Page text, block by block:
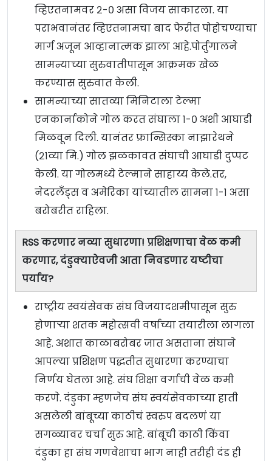
व्हिएतनामवर २-० असा विजय साकारला. या
पराभवानंतर व्हिएतनामचा बाद फेरीत पोहोचण्याचा
मार्ग अजून आव्हानात्मक झाला आहे.पोर्तुगालने
सामन्याच्या सुरुवातीपासून आक्रमक खेळ
करण्यास सुरुवात केली.
सामन्याच्या सातव्या मिनिटाला टेल्मा
एनकार्नाकोने गोल करत संघाला १-० अशी आघाडी
मिळवून दिली. यानंतर फ्रान्सिस्का नाझारेथने
(२१व्या मि.) गोल झळकावत संघाची आघाडी दुप्पट
केली. या गोलमध्ये टेल्माने साहाय्य केले.तर,
नेदरलँड्स व अमेरिका यांच्यातील सामना १-१ असा
बरोबरीत राहिला.
RSS करणार नव्या सुधारणा! प्रशिक्षणाचा वेळ कमी
करणार, दंडुक्याऐवजी आता निवडणार यष्टीचा
पर्याय?
राष्ट्रीय स्वयंसेवक संघ विजयादशमीपासून सुरु
होणाऱ्या शतक महोत्सवी वर्षाच्या तयारीला लागला
आहे. अशात काळाबरोबर जात असताना संघाने
आपल्या प्रशिक्षण पद्धतीत सुधारणा करण्याचा
निर्णय घेतला आहे. संघ शिक्षा वर्गाची वेळ कमी
करणे. दंडुका म्हणजेच संघ स्वयंसेवकाच्या हाती
असलेली बांबूच्या काठीचं स्वरुप बदलणं या
सगळ्यावर चर्चा सुरु आहे. बांबूची काठी किंवा
दंडुका हा संघ गणवेशाचा भाग नाही तरीही दंड ही